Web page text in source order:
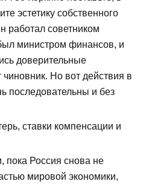
эстетику собственного
работал советником
министром финансов, и
доверительные
Но вот действия в
последовательны и без
ставки компенсации и
пока Россия снова не
мировой экономики,